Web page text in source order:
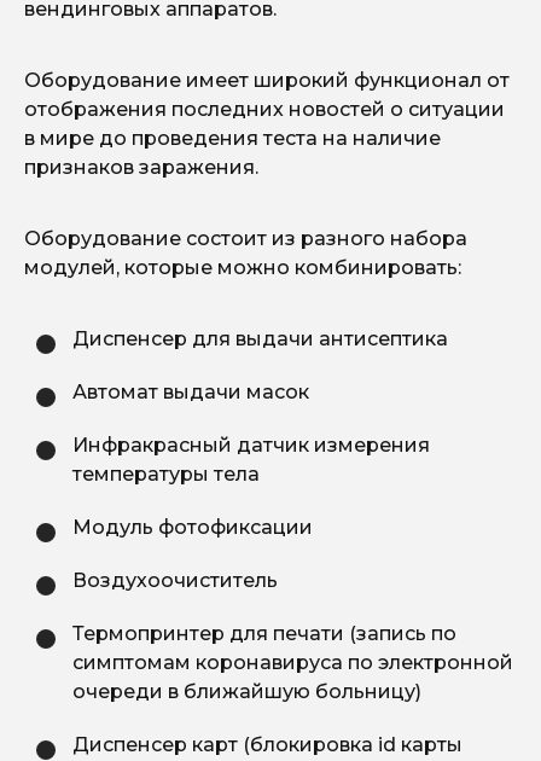
вендинговых аппаратов.
Оборудование имеет широкий функционал от
отображения последних новостей о ситуации
в мире до проведения теста на наличие
признаков заражения.
Оборудование состоит из разного набора
модулей, которые можно комбинировать:
Диспенсер для выдачи антисептика
Автомат выдачи масок
Инфракрасный датчик измерения
температуры тела
Модуль фотофиксации
Воздухоочиститель
Термопринтер для печати (запись по
симптомам коронавируса по электронной
очереди в ближайшую больницу)
Диспенсер карт (блокировка id карты